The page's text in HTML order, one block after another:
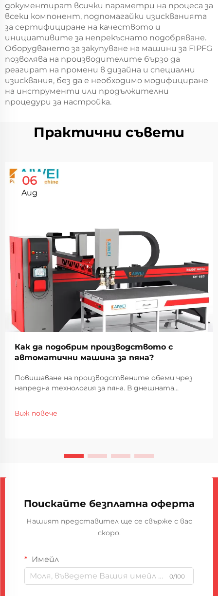
документират всички параметри на процеса за
всеки компонент, подпомагайки изискванията
за сертифициране на качеството и
инициативите за непрекъснато подобряване.
Оборудването за закупуване на машини за FIPFG
позволява на производителите бързо да
реагират на промени в дизайна и специални
изисквания, без да е необходимо модифициране
на инструменти или продължителни
процедури за настройка.
Практични съвети
06
Aug
Как да подобрим производството с
автоматични машина за пяна?
Повишаване на производствените обеми чрез
напредна технология за пяна. В днешната
повишаването на ефективността на
производството и поддържането на високи
Виж повече
Поискайте безплатна оферта
Нашият представител ще се свърже с вас
скоро.
Имейл
0/100